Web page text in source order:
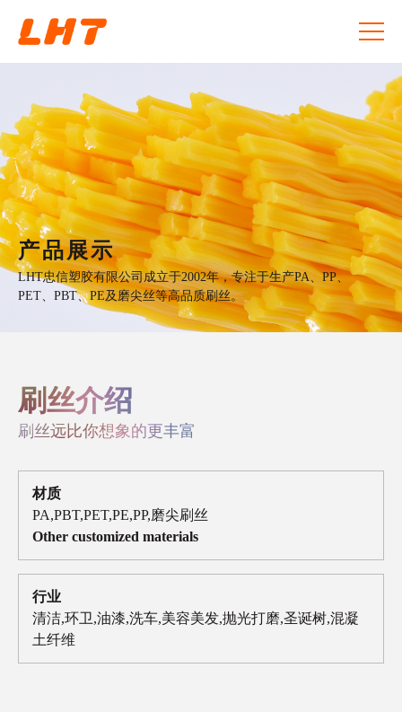
产品展示
LHT忠信塑胶有限公司成立于2002年，专注于生产PA、PP、
PET、PBT、PE及磨尖丝等高品质刷丝。
刷丝介绍
刷丝远比你想象的更丰富
材质
PA,PBT,PET,PE,PP,磨尖刷丝
Other customized materials
行业
清洁,环卫,油漆,洗车,美容美发,抛光打磨,圣诞树,混凝
土纤维